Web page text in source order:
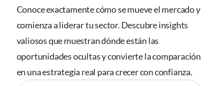
Conoce exactamente cómo se mueve el mercado y
comienza a liderar tu sector. Descubre insights
valiosos que muestran dónde están las
oportunidades ocultas y convierte la comparación
en una estrategia real para crecer con confianza.